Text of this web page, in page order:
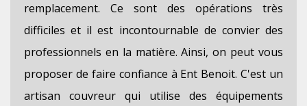
remplacement. Ce sont des opérations très
difficiles et il est incontournable de convier des
professionnels en la matière. Ainsi, on peut vous
proposer de faire confiance à Ent Benoit. C'est un
artisan couvreur qui utilise des équipements